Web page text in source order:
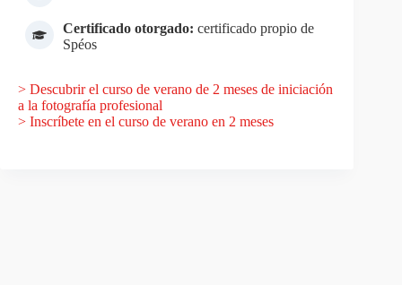
Certificado otorgado: certificado propio de
Spéos
> Descubrir el curso de verano de 2 meses de iniciación
a la fotografía profesional
> Inscríbete en el curso de verano en 2 meses